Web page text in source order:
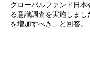
グローバルファンド日
る意識調査を実施しま
を増加すべき」と回答。